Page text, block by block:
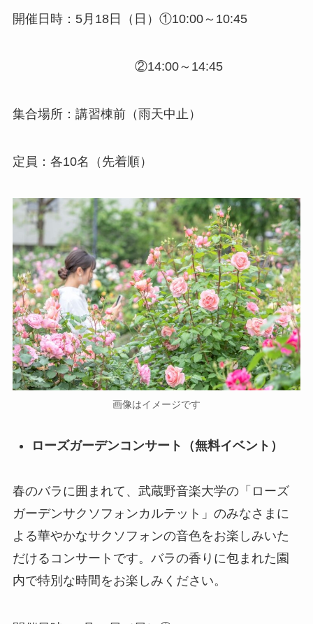
開催日時：5月18日（日）①10:00～10:45
②14:00～14:45
集合場所：講習棟前（雨天中止）
定員：各10名（先着順）
画像はイメージです
ローズガーデンコンサート（無料イベント）
春のバラに囲まれて、武蔵野音楽大学の「ローズ
ガーデンサクソフォンカルテット」のみなさまに
よる華やかなサクソフォンの音色をお楽しみいた
だけるコンサートです。バラの香りに包まれた園
内で特別な時間をお楽しみください。